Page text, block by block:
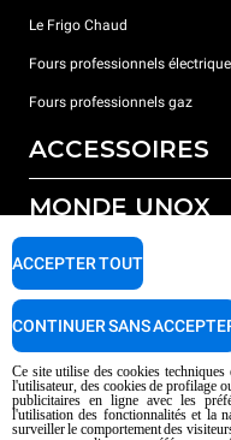
Le Frigo Chaud
Fours professionnels
Fours professionnels gaz
ACCESSOIRES
Tous les accessoires
Détergents pour lavage
Détergents pour lavage manuel
Traitement de l'eau avec filtres
MONDE UNOX
Nos bureaux dans le monde
SUPPORT
Garantie Unox
Trouver les Centres SAV
AI Content Disclaimer
Ce site utilise des cookies techniques
l'utilisateur, des cookies de profilage
publicitaires en ligne avec les
l'utilisation des fonctionnalités et la
surveiller le comportement des
ACCEPTER TOUT
CONTINUER SANS